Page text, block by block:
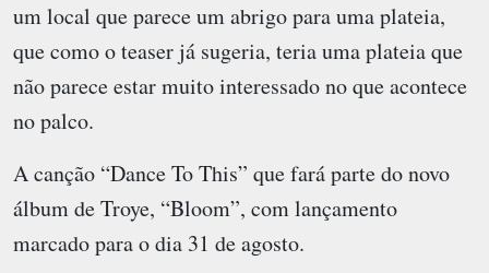
um local que parece um abrigo para uma plateia,
que como o teaser já sugeria, teria uma plateia que
não parece estar muito interessado no que acontece
no palco.
A canção “Dance To This” que fará parte do novo
álbum de Troye, “Bloom”, com lançamento
marcado para o dia 31 de agosto.